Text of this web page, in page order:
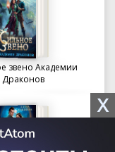
звено Академии
Драконов
X